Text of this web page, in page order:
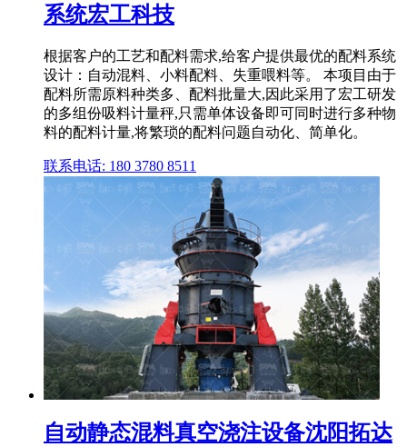
系统宏工科技
根据客户的工艺和配料需求,给客户提供最优的配料系统
设计：自动混料、小料配料、失重喂料等。 本项目由于
配料所需原料种类多、配料批量大,因此采用了宏工研发
的多组份吸料计量秤,只需单体设备即可同时进行多种物
料的配料计量,将繁琐的配料问题自动化、简单化。
联系电话: 180 3780 8511
自动静态混料真空浇注设备沈阳拓达